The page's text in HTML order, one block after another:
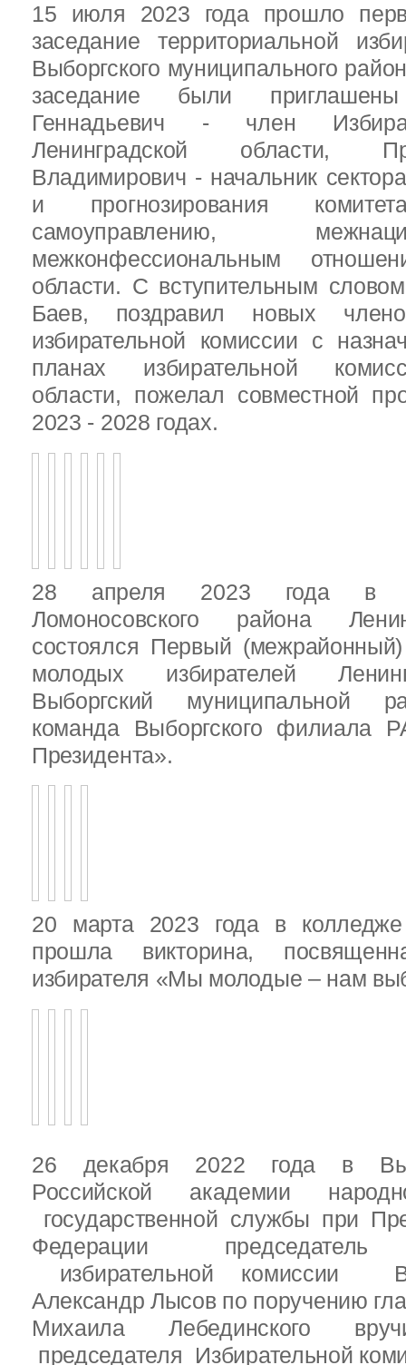
15 июля 2023 года прошло
заседание территориальной
Выборгского муниципального
заседание были
Геннадьевич - член
Ленинградской области,
Владимирович - начальник
и прогнозирования
самоуправлению,
межконфессиональным
области. С вступительным
Баев, поздравил новых
избирательной комиссии с
планах избирательной
области, пожелал совместной
2023 - 2028 годах.
28 апреля 2023 года в
Ломоносовского района
состоялся Первый
молодых избирателей
Выборгский муниципальной
команда Выборгского филиала
Президента».
20 марта 2023 года в колледже
прошла викторина,
избирателя «Мы молодые – нам
26 декабря 2022 года в
Российской академии
государственной службы при
Федерации председатель
избирательной комиссии
Александр Лысов по поручению
Михаила Лебединского
председателя Избирательной